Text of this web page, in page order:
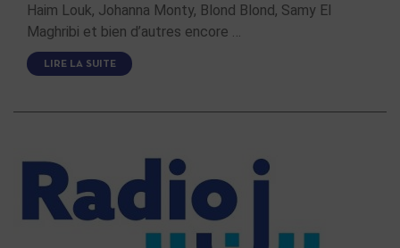
Haim Louk, Johanna Monty, Blond Blond, Samy El
Maghribi et bien d’autres encore …
LIRE LA SUITE